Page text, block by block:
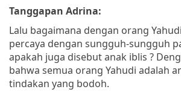
Tanggapan Adrina:
Lalu bagaimana dengan orang
percaya dengan sungguh-sungguh
apakah juga disebut anak iblis ?
bahwa semua orang Yahudi adalah
tindakan yang bodoh.